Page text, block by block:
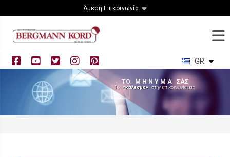
Άμεση Επικοινωνία
GR
ΤΟ Μ Η Ν Υ Μ Α ΣΑΣ
Το«κάλεσμα» στην επικοινωνία μας